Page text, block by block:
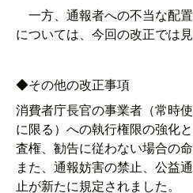
一方、通報者への不当な配
については、今回の改正では見
◆その他の改正事項
消費者庁長官の事業者（常時
に限る）への執行権限の強化
査権、勧告に従わない場合の
また、通報妨害の禁止、公益
止が新たに規定されました。